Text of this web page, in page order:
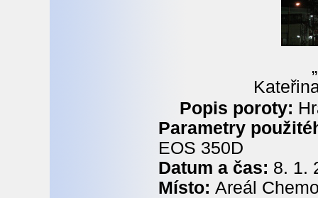
Popis poroty:
Parametry
EOS 350D
Datum a čas: 8. 1.
Místo: Areál